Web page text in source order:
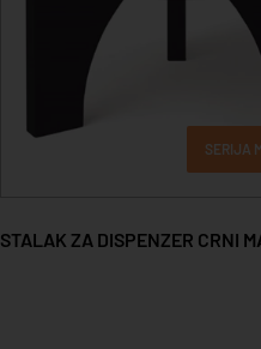
SERIJA
STALAK ZA DISPENZER CRNI